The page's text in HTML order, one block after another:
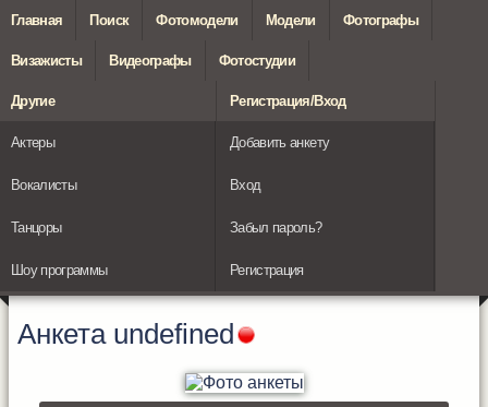
Главная Поиск Фотомодели Модели Фотографы
Визажисты Видеографы Фотостудии
Другие
Актеры
Вокалисты
Танцоры
Шоу программы
Регистрация/Вход
Добавить анкету
Вход
Забыл пароль?
Регистрация
Анкета undefined